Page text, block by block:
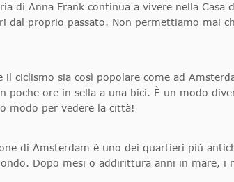
di Anna Frank continua a vivere nella
dal proprio passato. Non permettiamo mai
il ciclismo sia così popolare come ad
ore in sella a una bici. È un modo
modo per vedere la città!
di Amsterdam è uno dei quartieri più
Dopo mesi o addirittura anni in mare, i